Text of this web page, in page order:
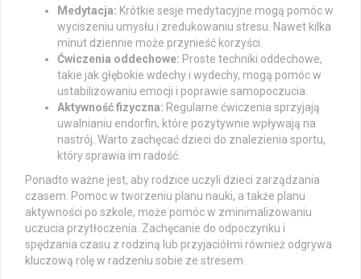
Medytacja: Krótkie sesje medytacyjne mogą pomóc w
wyciszeniu umysłu i zredukowaniu stresu. Nawet kilka
minut dziennie może przynieść korzyści.
Ćwiczenia oddechowe: Proste techniki oddechowe,
takie jak głębokie wdechy i wydechy, mogą pomóc w
ustabilizowaniu emocji i poprawie samopoczucia.
Aktywność fizyczna: Regularne ćwiczenia sprzyjają
uwalnianiu endorfin, które pozytywnie wpływają na
nastrój. Warto zachęcać dzieci do znalezienia sportu,
który sprawia im radość.
Ponadto ważne jest, aby rodzice uczyli dzieci zarządzania
czasem. Pomoc w tworzeniu planu nauki, a także planu
aktywności po szkole, może pomóc w zminimalizowaniu
uczucia przytłoczenia. Zachęcanie do odpoczynku i
spędzania czasu z rodziną lub przyjaciółmi również odgrywa
kluczową rolę w radzeniu sobie ze stresem.